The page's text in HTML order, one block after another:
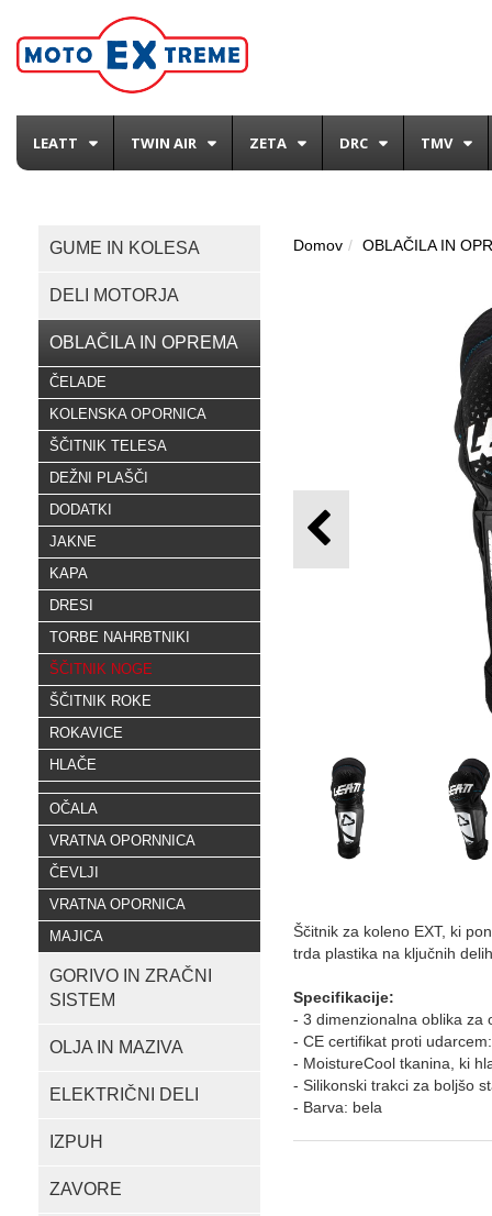
LEATT TWIN AIR ZETA DRC TMV
GUME IN KOLESA
DELI MOTORJA
OBLAČILA IN OPREMA
ČELADE
KOLENSKA OPORNICA
ŠČITNIK TELESA
DEŽNI PLAŠČI
DODATKI
JAKNE
KAPA
DRESI
TORBE NAHRBTNIKI
ŠČITNIK NOGE
ŠČITNIK ROKE
ROKAVICE
HLAČE
OČALA
VRATNA OPORNNICA
ČEVLJI
VRATNA OPORNICA
MAJICA
GORIVO IN ZRAČNI
SISTEM
OLJA IN MAZIVA
ELEKTRIČNI DELI
IZPUH
ZAVORE
Domov OBLAČILA IN
Ščitnik za koleno EXT, ki
trda plastika na ključnih
Specifikacije:
- 3 dimenzionalna oblika za
- CE certifikat proti
- MoistureCool tkanina, ki
- Silikonski trakci za boljšo
- Barva: bela